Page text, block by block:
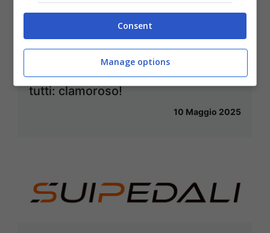
Giro d’Italia 2025, Bernal spiazza
tutti: clamoroso!
10 Maggio 2025
Consent
Manage options